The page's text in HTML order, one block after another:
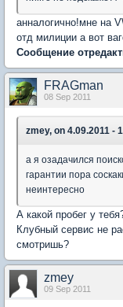
анналогично!мне на
отд милиции а вот
Сообщение
FRAGman
08 Sep 2011
zmey, on 4.09.2011 -
а я озадачился
гарантии пора
неинтересно
А какой пробег у
Клубный сервис не
смотришь?
zmey
09 Sep 2011